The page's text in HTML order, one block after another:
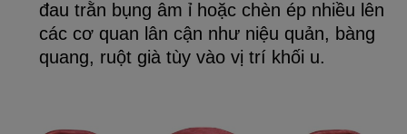
đau trằn bụng âm ỉ hoặc chèn ép nhiều lên
các cơ quan lân cận như niệu quản, bàng
quang, ruột già tùy vào vị trí khối u.